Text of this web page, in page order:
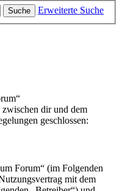
Suche
Erweiterte Suche
dir und dem
geschlossen:
Forum“ (im Folgenden
mit dem